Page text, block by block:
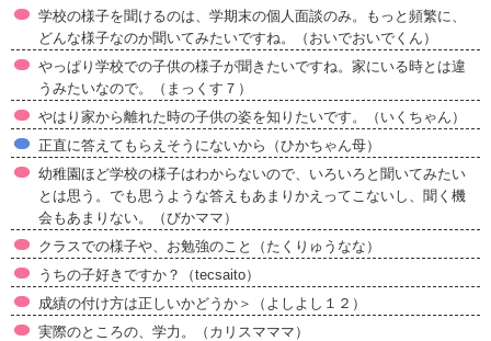
学校の様子を聞けるのは、学期末の個人面談のみ。もっと頻繁に、
どんな様子なのか聞いてみたいですね。（おいでおいでくん）
やっぱり学校での子供の様子が聞きたいですね。家にいる時とは違
うみたいなので。（まっくす７）
やはり家から離れた時の子供の姿を知りたいです。（いくちゃん）
正直に答えてもらえそうにないから（ひかちゃん母）
幼稚園ほど学校の様子はわからないので、いろいろと聞いてみたい
とは思う。でも思うような答えもあまりかえってこないし、聞く機
会もあまりない。（びかママ）
クラスでの様子や、お勉強のこと（たくりゅうなな）
うちの子好きですか？（tecsaito）
成績の付け方は正しいかどうか＞（よしよし１２）
実際のところの、学力。（カリスマママ）